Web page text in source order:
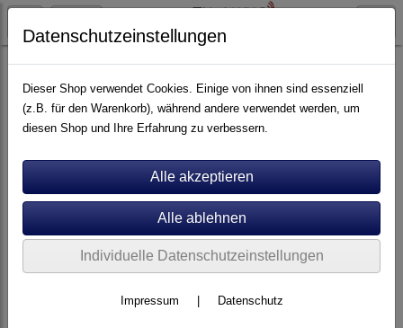
Plattenspieler Zavfino
Datenschutzeinstellungen
Dieser Shop verwendet Cookies. Einige von ihnen sind essenziell
(z.B. für den Warenkorb), während andere verwendet werden, um
diesen Shop und Ihre Erfahrung zu verbessern.
Individuelle Datenschutzeinstellungen
Impressum Datenschutz